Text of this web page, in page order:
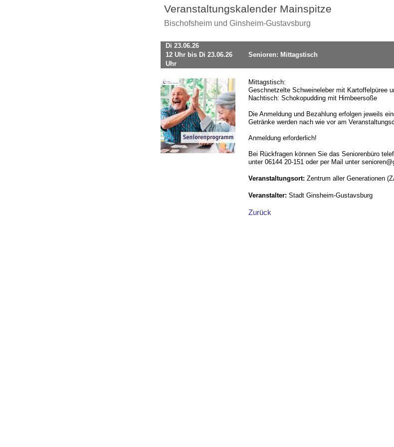
Veranstaltungskalender Mainspitze
Bischofsheim und Ginsheim-Gustavsburg
Di 23.06.26
12 Uhr bis Di 23.06.26
Uhr
Senioren: Mittagstisch
Mittagstisch:
Geschnetzelte Schweineleber mit Kartoffelpüree
Nachtisch: Schokopudding mit Himbeersoße
Die Anmeldung und Bezahlung erfolgen jeweils
Getränke werden nach wie vor am
Anmeldung erforderlich!
Bei Rückfragen können Sie das Seniorenbüro
unter 06144 20-151 oder per Mail unter
Veranstaltungsort: Zentrum aller Generationen
Veranstalter: Stadt Ginsheim-Gustavsburg
Zurück